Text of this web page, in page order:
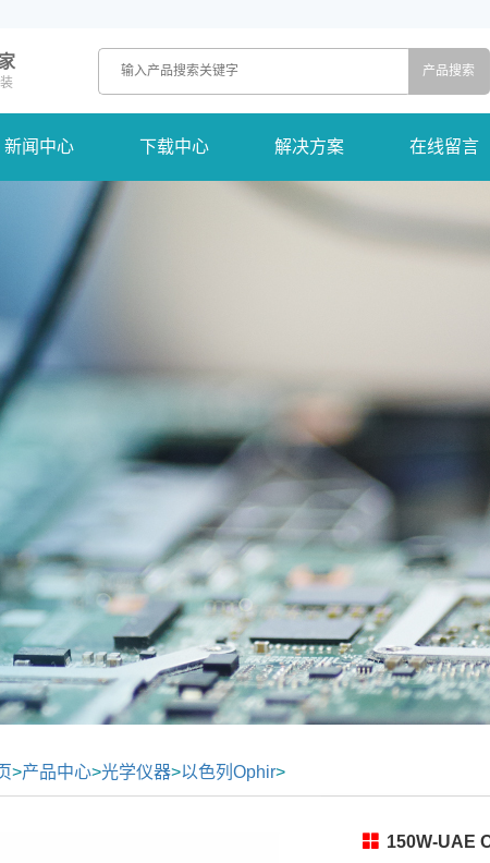
新闻中心 下载中心 解决方案 在线留言
>产品中心>光学仪器>以色列Ophir>
150W-UAE